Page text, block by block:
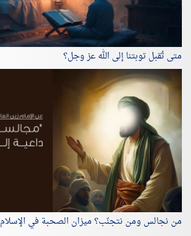
متى تُقبل توبتنا إلى الله عز وجل؟
من نجالس ومن نتجنّب؟ ميزان الصحبة في الإسلام